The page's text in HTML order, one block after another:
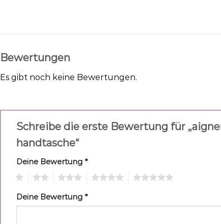
Bewertungen
Es gibt noch keine Bewertungen.
Schreibe die erste Bewertung für
handtasche“
Deine Bewertung *
Deine Bewertung *